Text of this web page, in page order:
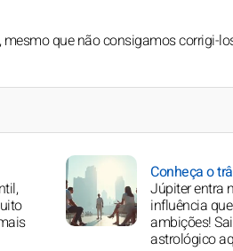
que não consigamos corrigi-
Conheça o
Júpiter entra
influência
ambições!
astrológico